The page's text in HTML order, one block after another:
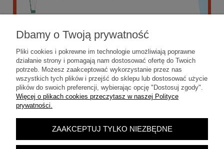
POKAŻ PEŁNĄ WERSJĘ STRONY
Sklep internetowy Shoper.pl
Dbamy o Twoją prywatność
Pliki cookies i pokrewne im technologie umożliwiają poprawne
działanie strony i pomagają nam dostosować ofertę do Twoich
potrzeb. Możesz zaakceptować wykorzystanie przez nas
wszystkich tych plików i przejść do sklepu lub dostosować użycie
plików do swoich preferencji, wybierając opcję "Dostosuj zgody".
Więcej o plikach cookies przeczytasz w naszej Polityce
prywatności.
ZAAKCEPTUJ TYLKO NIEZBĘDNE